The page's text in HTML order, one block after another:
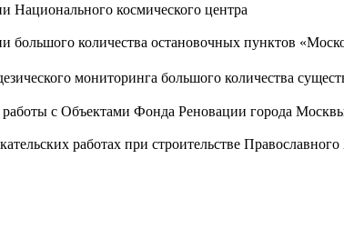
Национального космического центра
большого количества остановочных пунктов
мониторинга большого количества
с Объектами Фонда Реновации города
работах при строительстве